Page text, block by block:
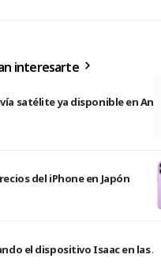
interesarte
vía satélite ya disponible en
del iPhone en Japón
el dispositivo Isaac en las